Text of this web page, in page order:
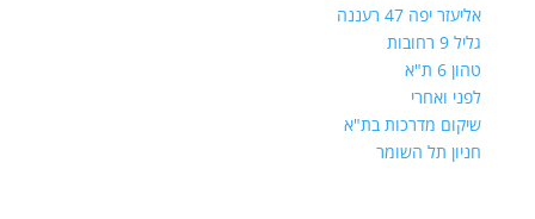
אליעזר יפה 47 רעננה
גליל 9 רחובות
טהון 6 ת"א
לפני ואחרי
שיקום מדרכות בת"א
חניון תל השומר